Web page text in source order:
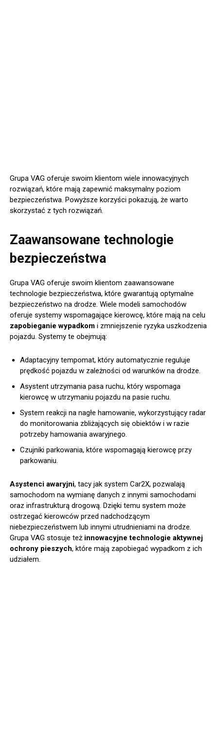
Grupa VAG oferuje swoim klientom wiele innowacyjnych
rozwiązań, które mają zapewnić maksymalny poziom
bezpieczeństwa. Powyższe korzyści pokazują, że warto
skorzystać z tych rozwiązań.
Zaawansowane technologie
bezpieczeństwa
Grupa VAG oferuje swoim klientom zaawansowane
technologie bezpieczeństwa, które gwarantują optymalne
bezpieczeństwo na drodze. Wiele modeli samochodów
oferuje systemy wspomagające kierowcę, które mają na celu
zapobieganie wypadkom i zmniejszenie ryzyka uszkodzenia
pojazdu. Systemy te obejmują:
Adaptacyjny tempomat, który automatycznie reguluje
prędkość pojazdu w zależności od warunków na drodze.
Asystent utrzymania pasa ruchu, który wspomaga
kierowcę w utrzymaniu pojazdu na pasie ruchu.
System reakcji na nagłe hamowanie, wykorzystujący radar
do monitorowania zbliżających się obiektów i w razie
potrzeby hamowania awaryjnego.
Czujniki parkowania, które wspomagają kierowcę przy
parkowaniu.
Asystenci awaryjni, tacy jak system Car2X, pozwalają
samochodom na wymianę danych z innymi samochodami
oraz infrastrukturą drogową. Dzięki temu system może
ostrzegać kierowców przed nadchodzącym
niebezpieczeństwem lub innymi utrudnieniami na drodze.
Grupa VAG stosuje też innowacyjne technologie aktywnej
ochrony pieszych, które mają zapobiegać wypadkom z ich
udziałem.